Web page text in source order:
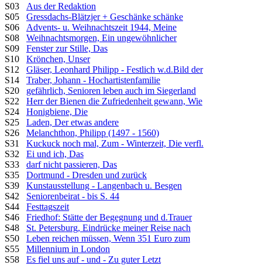
S03 Aus der Redaktion
S05 Gressdachs-Blätzjer + Geschänke schänke
S06 Advents- u. Weihnachtszeit 1944, Meine
S08 Weihnachtsmorgen, Ein ungewöhnlicher
S09 Fenster zur Stille, Das
S10 Krönchen, Unser
S12 Gläser, Leonhard Philipp - Festlich w.d.Bild der
S14 Traber, Johann - Hochartistenfamilie
S20 gefährlich, Senioren leben auch im Siegerland
S22 Herr der Bienen die Zufriedenheit gewann, Wie
S24 Honigbiene, Die
S25 Laden, Der etwas andere
S26 Melanchthon, Philipp (1497 - 1560)
S31 Kuckuck noch mal, Zum - Winterzeit, Die verfl.
S32 Ei und ich, Das
S33 darf nicht passieren, Das
S35 Dortmund - Dresden und zurück
S39 Kunstausstellung - Langenbach u. Besgen
S42 Seniorenbeirat - bis S. 44
S44 Festtagszeit
S46 Friedhof: Stätte der Begegnung und d.Trauer
S48 St. Petersburg, Eindrücke meiner Reise nach
S50 Leben reichen müssen, Wenn 351 Euro zum
S55 Millennium in London
S58 Es fiel uns auf - und - Zu guter Letzt